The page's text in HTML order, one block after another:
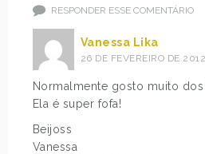
RESPONDER ESSE COMENTÁRIO
Vanessa Lika
26 DE FEVEREIRO DE
Normalmente gosto muito dos
Ela é super fofa!
Beijoss
Vanessa